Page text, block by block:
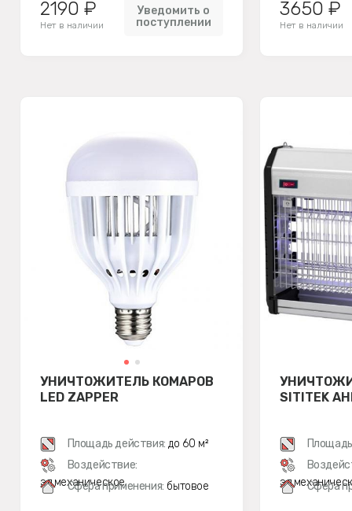
2190 ₽
Нет в наличии
Уведомить о
поступлении
3650 ₽
Нет в наличии
УНИЧТОЖИТЕЛЬ КОМАРОВ
LED ZAPPER
Площадь действия: до 60 м²
Воздействие:
эл.механическое
Сфера применения: бытовое
SITITEK
Сфера